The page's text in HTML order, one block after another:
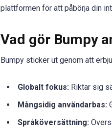
plattformen för att påbörja din
Vad gör Bumpy
Bumpy sticker ut genom att
Globalt fokus: Riktar sig
Mångsidig användarbas:
Språköversättning: